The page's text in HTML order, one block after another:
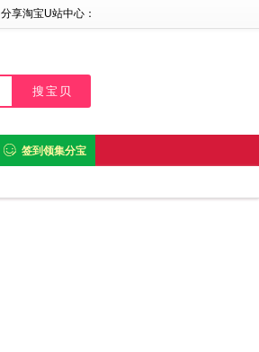
分享淘宝U站中心：
 签到领集分宝